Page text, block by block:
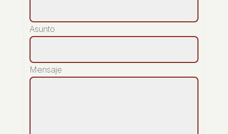
Asunto
Mensaje